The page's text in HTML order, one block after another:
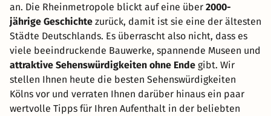
an. Die Rheinmetropole blickt auf eine über 2000-
jährige Geschichte zurück, damit ist sie eine der ältesten
Städte Deutschlands. Es überrascht also nicht, dass es
viele beeindruckende Bauwerke, spannende Museen und
attraktive Sehenswürdigkeiten ohne Ende gibt. Wir
stellen Ihnen heute die besten Sehenswürdigkeiten
Kölns vor und verraten Ihnen darüber hinaus ein paar
wertvolle Tipps für Ihren Aufenthalt in der beliebten